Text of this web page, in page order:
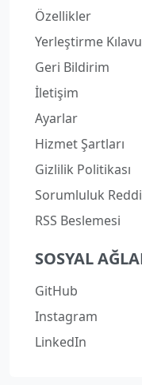
Özellikler
Yerleştirme
Geri Bildirim
İletişim
Ayarlar
Hizmet Şartları
Gizlilik Politikası
Sorumluluk Reddi
RSS Beslemesi
SOSYAL
GitHub
Instagram
LinkedIn